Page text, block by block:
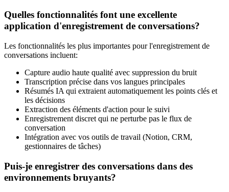
Quelles fonctionnalités font une excellente
application d'enregistrement de conversations?
Les fonctionnalités les plus importantes pour l'enregistrement de
conversations incluent:
Capture audio haute qualité avec suppression du bruit
Transcription précise dans vos langues principales
Résumés IA qui extraient automatiquement les points clés et
les décisions
Extraction des éléments d'action pour le suivi
Enregistrement discret qui ne perturbe pas le flux de
conversation
Intégration avec vos outils de travail (Notion, CRM,
gestionnaires de tâches)
Puis-je enregistrer des conversations dans des
environnements bruyants?